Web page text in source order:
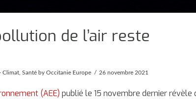
de l’air reste
Climat ,Santé by Occitanie Europe 26 novembre 2021
(AEE) publié le 15 novembre dernier révèle